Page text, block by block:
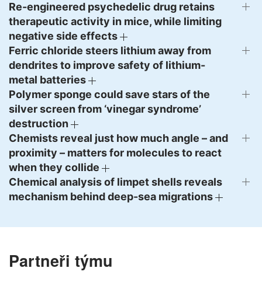
Re-engineered psychedelic drug retains
therapeutic activity in mice, while limiting
negative side effects
Ferric chloride steers lithium away from
dendrites to improve safety of lithium-
metal batteries
Polymer sponge could save stars of the
silver screen from ‘vinegar syndrome’
destruction
Chemists reveal just how much angle – and
proximity – matters for molecules to react
when they collide
Chemical analysis of limpet shells reveals
mechanism behind deep-sea migrations
Partneři týmu